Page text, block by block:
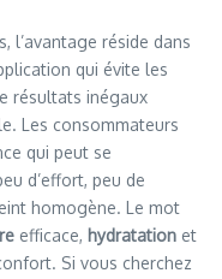
l’avantage réside dans
qui évite les
résultats inégaux
Les consommateurs
qui peut se
d’effort, peu de
homogène. Le mot
efficace, hydratation et
Si vous cherchez